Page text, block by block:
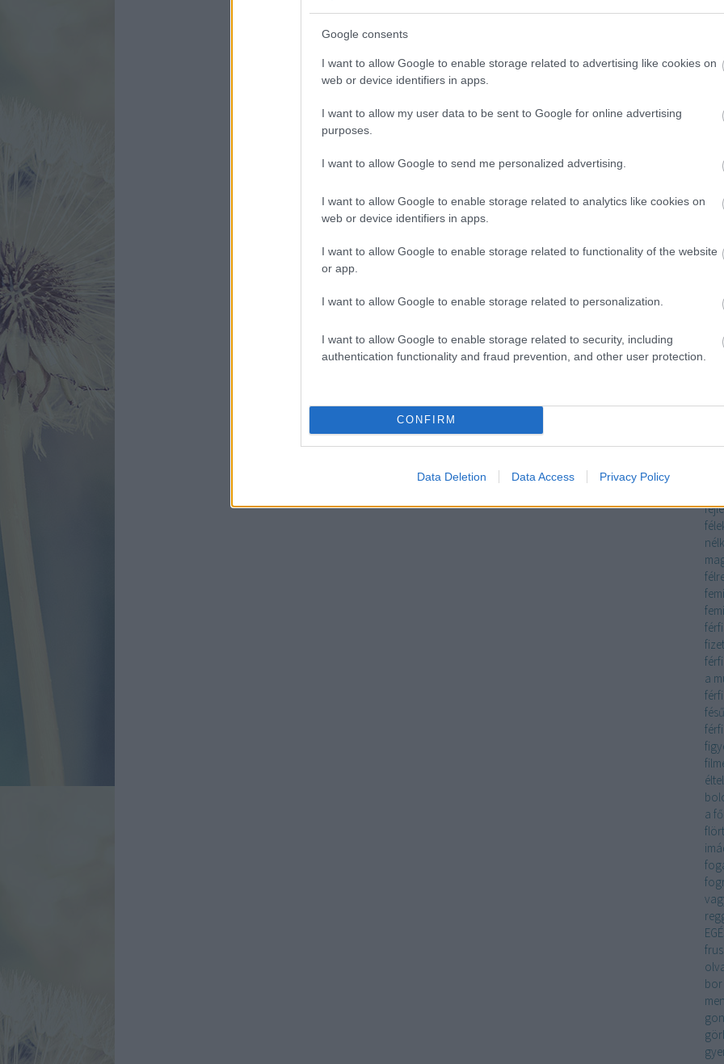
Google consents
I want to allow Google to enable storage related to advertising like cookies on
web or device identifiers in apps.
I want to allow my user data to be sent to Google for online advertising
purposes.
I want to allow Google to send me personalized advertising.
I want to allow Google to enable storage related to analytics like cookies on
web or device identifiers in apps.
I want to allow Google to enable storage related to functionality of the website
or app.
I want to allow Google to enable storage related to personalization.
I want to allow Google to enable storage related to security, including
authentication functionality and fraud prevention, and other user protection.
CONFIRM
Data Deletion Data Access Privacy Policy
az
énidő
a
fésű
férfi
éltel
a
bor